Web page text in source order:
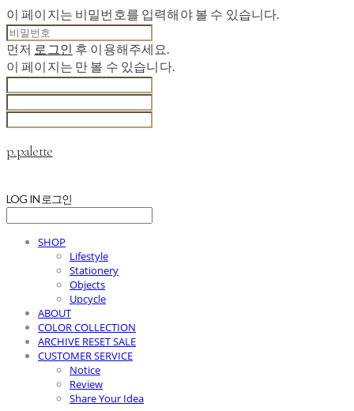
이 페이지는 비밀번호를 입력해야 볼 수 있습니다.
먼저 로그인 후 이용해주세요.
이 페이지는 만 볼 수 있습니다.
p.palette
LOG IN 로그인
SHOP
Lifestyle
Stationery
Objects
Upcycle
ABOUT
COLOR COLLECTION
ARCHIVE RESET SALE
CUSTOMER SERVICE
Notice
Review
Share Your Idea